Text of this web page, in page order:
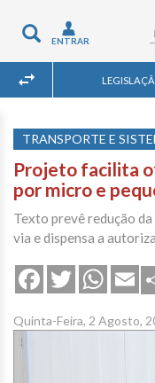
Toggle
navigation
ENTRAR
TRANSPORTE E
Projeto facilita
por micro e
Texto prevê redução
via e dispensa a
FacebookTwitter
Quinta-Feira, 2 Agosto,